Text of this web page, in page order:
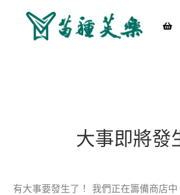
大事即將發
有大事要發生了！ 我們正在籌備商店中